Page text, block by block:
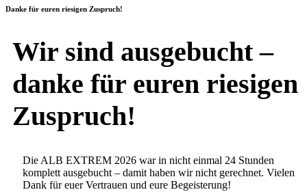
Danke für euren riesigen Zuspruch!
Wir sind ausgebucht –
danke für euren riesigen
Zuspruch!
Die ALB EXTREM 2026 war in nicht einmal 24 Stunden
komplett ausgebucht – damit haben wir nicht gerechnet. Vielen
Dank für euer Vertrauen und eure Begeisterung!